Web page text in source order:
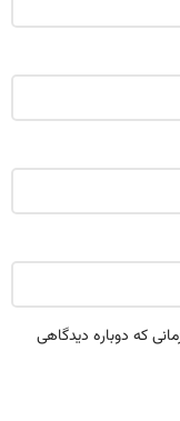
که دوباره دیدگاهی